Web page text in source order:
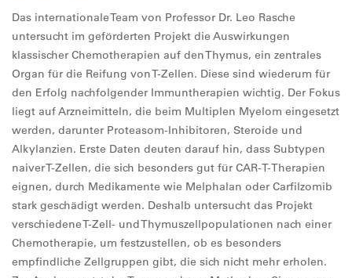
Das internationale Team von Professor Dr. Leo Rasche
untersucht im geförderten Projekt die Auswirkungen
klassischer Chemotherapien auf den Thymus, ein zentrales
Organ für die Reifung von T-Zellen. Diese sind wiederum für
den Erfolg nachfolgender Immuntherapien wichtig. Der Fokus
liegt auf Arzneimitteln, die beim Multiplen Myelom eingesetzt
werden, darunter Proteasom-Inhibitoren, Steroide und
Alkylanzien. Erste Daten deuten darauf hin, dass Subtypen
naiver T-Zellen, die sich besonders gut für CAR-T-Therapien
eignen, durch Medikamente wie Melphalan oder Carfilzomib
stark geschädigt werden. Deshalb untersucht das Projekt
verschiedene T-Zell- und Thymuszellpopulationen nach einer
Chemotherapie, um festzustellen, ob es besonders
empfindliche Zellgruppen gibt, die sich nicht mehr erholen.